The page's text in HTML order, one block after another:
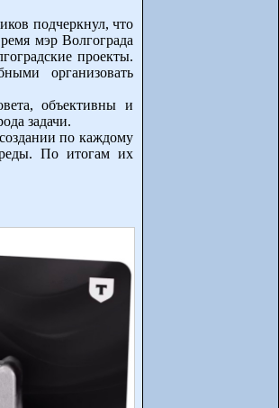
подчеркнул, что
мэр Волгограда
проекты.
организовать
объективны и
задачи.
по каждому
По итогам их